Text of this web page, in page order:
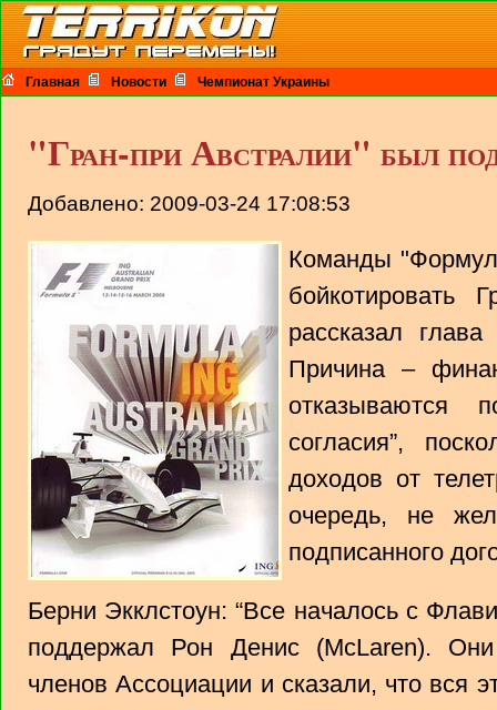
Главная Новости Чемпионат Украины
"Гран-при Австралии" был
Добавлено: 2009-03-24 17:08:53
Команды
бойкотировать
рассказал
Причина –
отказываются
согласия”,
доходов от
очередь, не
подписанного
Берни Экклстоун: “Все началось с
поддержал Рон Денис (McLaren). Они
членов Ассоциации и сказали, что вся